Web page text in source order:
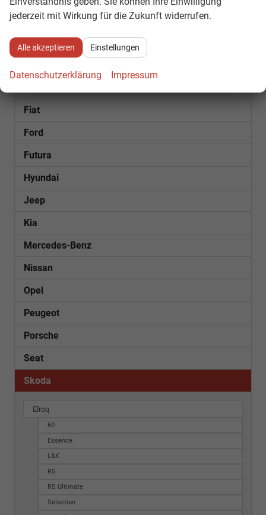
Bentley
Citroën
Fiat
Ford
Futura
Hyundai
Jeep
Kia
Mercedes-Benz
Nissan
Opel
Peugeot
Porsche
Seat
Skoda
Elroq
60
Essence
L&K
RS
RS Ultimate
Selection
jederzeit mit Wirkung für die Zukunft widerrufen.
Alle akzeptieren Einstellungen
Datenschutzerklärung Impressum